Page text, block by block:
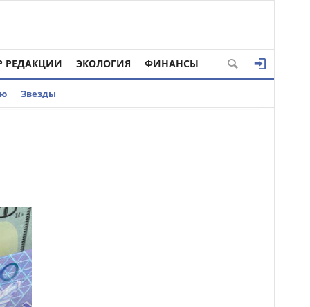
РЕДАКЦИИ ЭКОЛОГИЯ ФИНАНСЫ
Звезды